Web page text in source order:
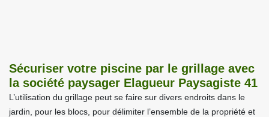
Sécuriser votre piscine par le grillage avec
la société paysager Elagueur Paysagiste 41
L’utilisation du grillage peut se faire sur divers endroits dans le
jardin, pour les blocs, pour délimiter l’ensemble de la propriété et